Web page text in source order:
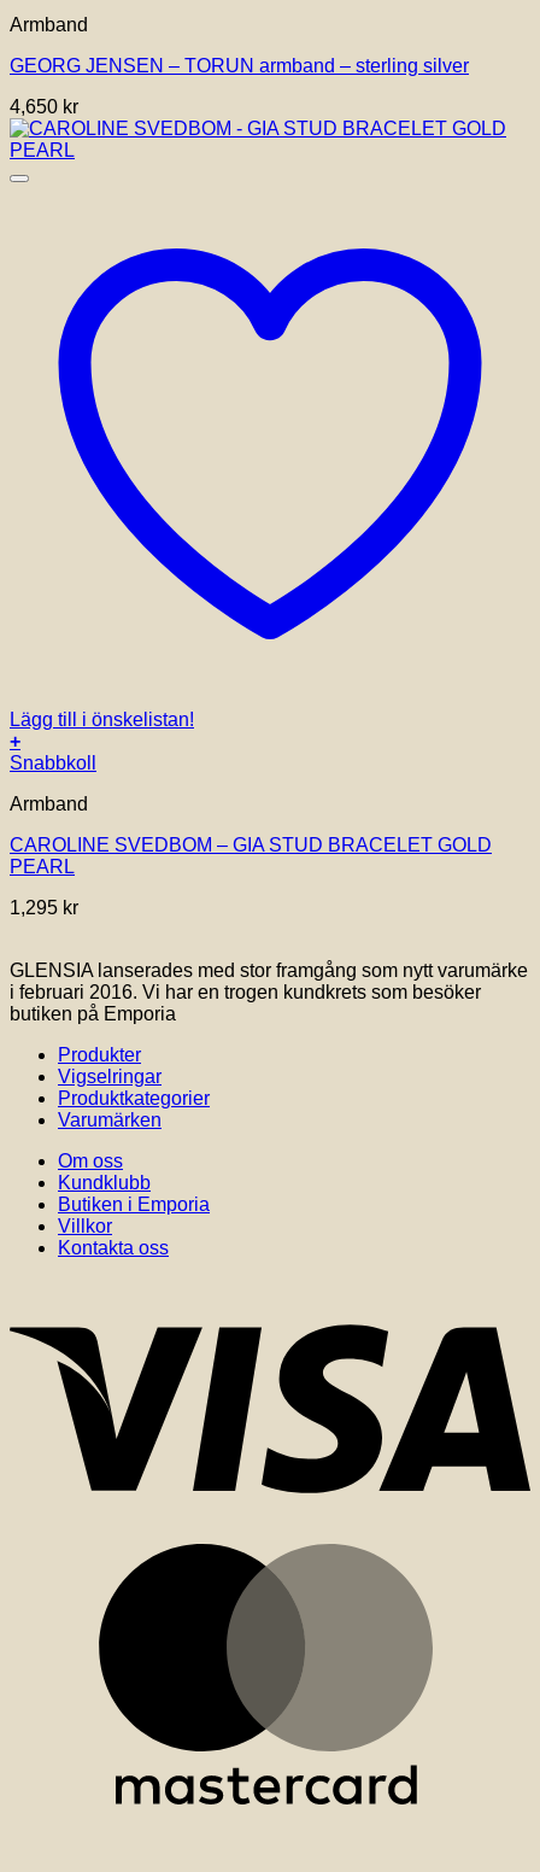
produkten
flera
De
olika
alternativen
kan
Armband
GEORG JENSEN – TORUN armband – sterling silver
4,650 kr
Lägg till i önskelistan!
+
Snabbkoll
Armband
CAROLINE SVEDBOM – GIA STUD BRACELET GOLD
PEARL
1,295 kr
GLENSIA lanserades med stor framgång som nytt varumärke
i februari 2016. Vi har en trogen kundkrets som besöker
butiken på Emporia
Produkter
Vigselringar
Produktkategorier
Varumärken
Om oss
Kundklubb
Butiken i Emporia
Villkor
Kontakta oss